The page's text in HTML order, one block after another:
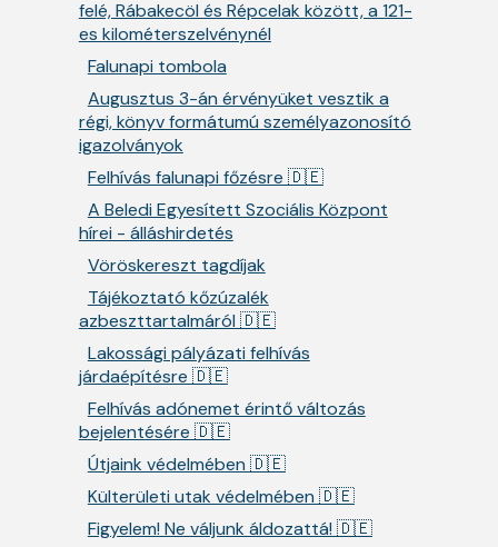
felé, Rábakecöl és Répcelak között, a 121-
es kilométerszelvénynél
Falunapi tombola
Augusztus 3-án érvényüket vesztik a
régi, könyv formátumú személyazonosító
igazolványok
Felhívás falunapi főzésre 🇩🇪
A Beledi Egyesített Szociális Központ
hírei - álláshirdetés
Vöröskereszt tagdíjak
Tájékoztató kőzúzalék
azbeszttartalmáról 🇩🇪
Lakossági pályázati felhívás
járdaépítésre 🇩🇪
Felhívás adónemet érintő változás
bejelentésére 🇩🇪
Útjaink védelmében 🇩🇪
Külterületi utak védelmében 🇩🇪
Figyelem! Ne váljunk áldozattá! 🇩🇪